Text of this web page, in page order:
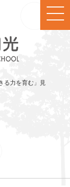
る力を育む」見